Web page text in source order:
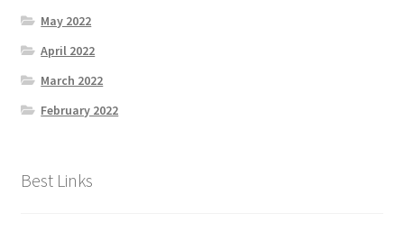
May 2022
April 2022
March 2022
February 2022
Best Links